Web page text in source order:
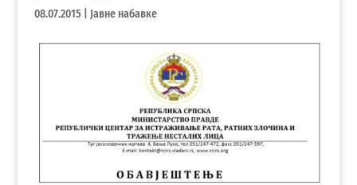
08.07.2015| Јавне набавке